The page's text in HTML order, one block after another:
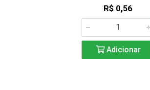
R$ 0,56
Adicionar